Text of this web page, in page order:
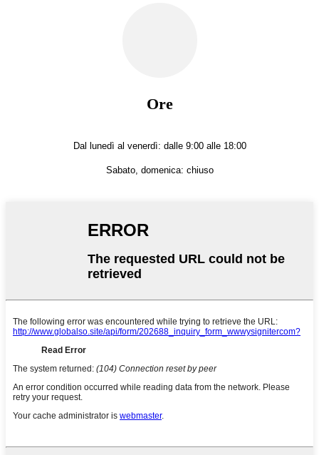
Ore
Dal lunedì al venerdì: dalle 9:00 alle 18:00
Sabato, domenica: chiuso